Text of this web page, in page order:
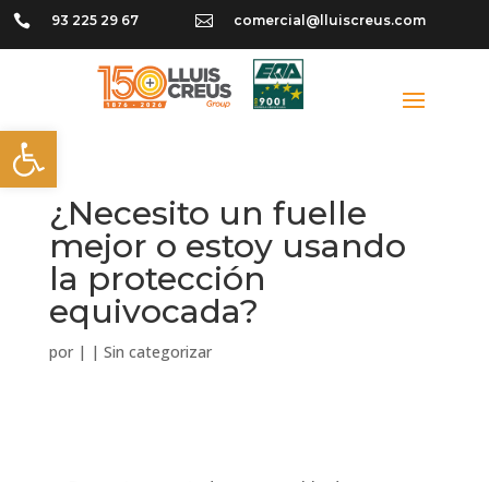
Abrir barra de herramientas
 93 225 29 67  comercial@lluiscreus.com
¿Necesito un fuelle
mejor o estoy usando
la protección
equivocada?
por | | Sin categorizar